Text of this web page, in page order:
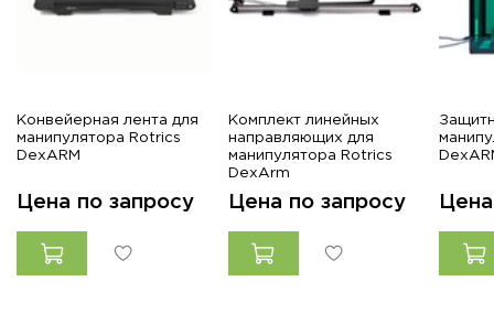
Конвейерная лента для
манипулятора Rotrics
DexARM
Цена по запросу
Комплект линейных
направляющих для
манипулятора Rotrics
DexArm
Цена по запросу